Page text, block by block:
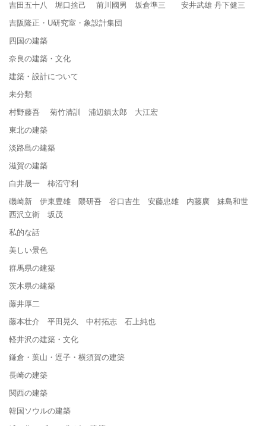
吉田五十八 堀口捨己 前川國男 坂倉準三 安井武雄 丹下健三
吉阪隆正・U研究室・象設計集団
四国の建築
奈良の建築・文化
建築・設計について
未分類
村野藤吾 菊竹清訓 浦辺鎮太郎 大江宏
東北の建築
淡路島の建築
滋賀の建築
白井晟一 柿沼守利
磯崎新 伊東豊雄 隈研吾 谷口吉生 安藤忠雄 内藤廣 妹島和世
西沢立衛 坂茂
私的な話
美しい景色
群馬県の建築
茨木県の建築
藤井厚二
藤本壮介 平田晃久 中村拓志 石上純也
軽井沢の建築・文化
鎌倉・葉山・逗子・横須賀の建築
長崎の建築
関西の建築
韓国ソウルの建築